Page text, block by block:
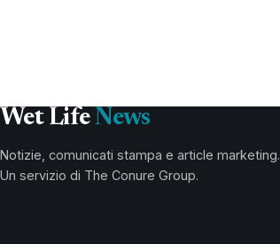
Wet Life News
Notizie, comunicati stampa e article marketing.
Un servizio di The Conure Group.